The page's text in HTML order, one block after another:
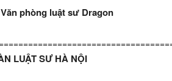
phòng luật sư Dragon
LUẬT SƯ HÀ NỘI